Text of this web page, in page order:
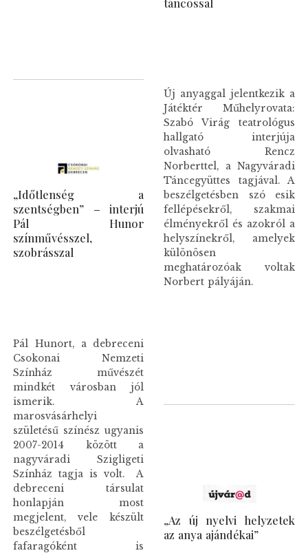
„Időtlenség a
szentségben” – interjú
Pál Hunor
színművésszel,
szobrásszal
Pál Hunort, a debreceni
Csokonai Nemzeti
Színház művészét
mindkét városban jól
ismerik. A
marosvásárhelyi
születésű színész ugyanis
2007-2014 között a
nagyváradi Szigligeti
Színház tagja is volt. A
debreceni társulat
honlapján most
megjelent, vele készült
beszélgetésből
fafaragóként is
Új anyaggal jelentkezik a
Játéktér Műhelyrovata:
Szabó Virág teatrológus
hallgató interjúja
olvasható Rencz
Norberttel, a Nagyváradi
Táncegyüttes tagjával. A
beszélgetésben szó esik
fellépésekről, szakmai
élményekről és azokról a
helyszínekről, amelyek
különösen
meghatározóak voltak
Norbert pályáján.
„Az új nyelvi helyzetek
az anya ajándékai”